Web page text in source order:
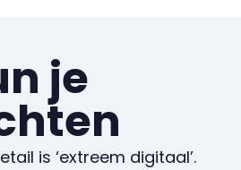
je
is ‘extreem digitaal’.